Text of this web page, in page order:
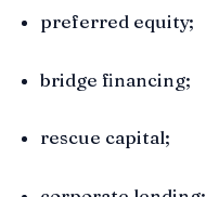
preferred equity;
bridge financing;
rescue capital;